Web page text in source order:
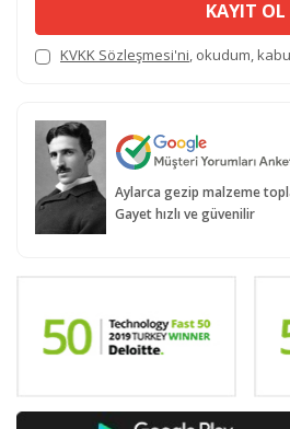
KAYIT OL
KVKK Sözleşmesi'ni, okudum,
Aylarca gezip malzeme
Gayet hızlı ve güvenilir